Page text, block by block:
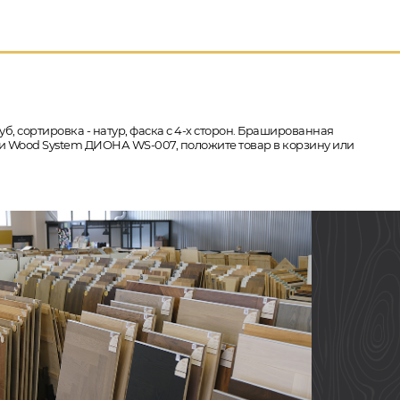
сортировка - натур, фаска с 4-х сторон. Брашированная
Wood System ДИОНА WS-007, положите товар в корзину или